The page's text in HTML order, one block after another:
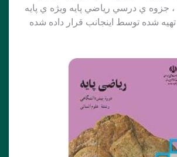
جزوه ي درسي رياضي پايه ويژه ي پايه
شده توسط اينجانب قرار داده شده